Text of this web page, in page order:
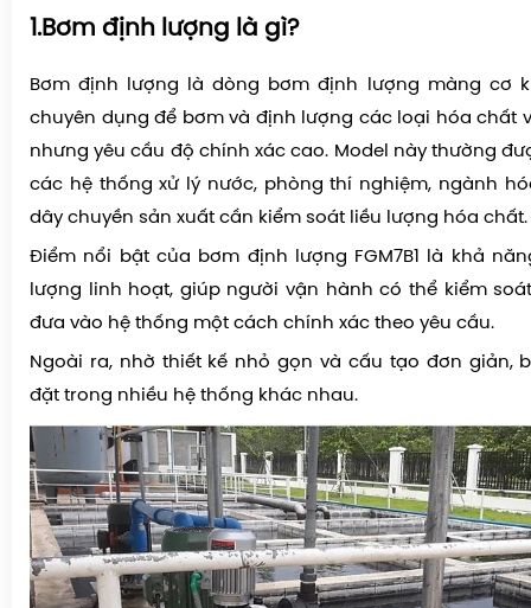
1.Bơm định lượng là gì?
Bơm định lượng là dòng
bơm định lượng màng cơ
chuyên dụng để bơm và định lượng các loại hóa chất
nhưng yêu cầu độ chính xác cao. Model này thường
các hệ thống xử lý nước, phòng thí nghiệm, ngành
dây chuyền sản xuất cần kiểm soát liều lượng hóa chất.
Điểm nổi bật của bơm định lượng FGM7B1
là khả
lượng linh hoạt, giúp người vận hành có thể kiểm
đưa vào hệ thống một cách chính xác theo yêu cầu.
Ngoài ra, nhờ thiết kế nhỏ gọn và cấu tạo đơn giản,
đặt trong nhiều hệ thống khác nhau.